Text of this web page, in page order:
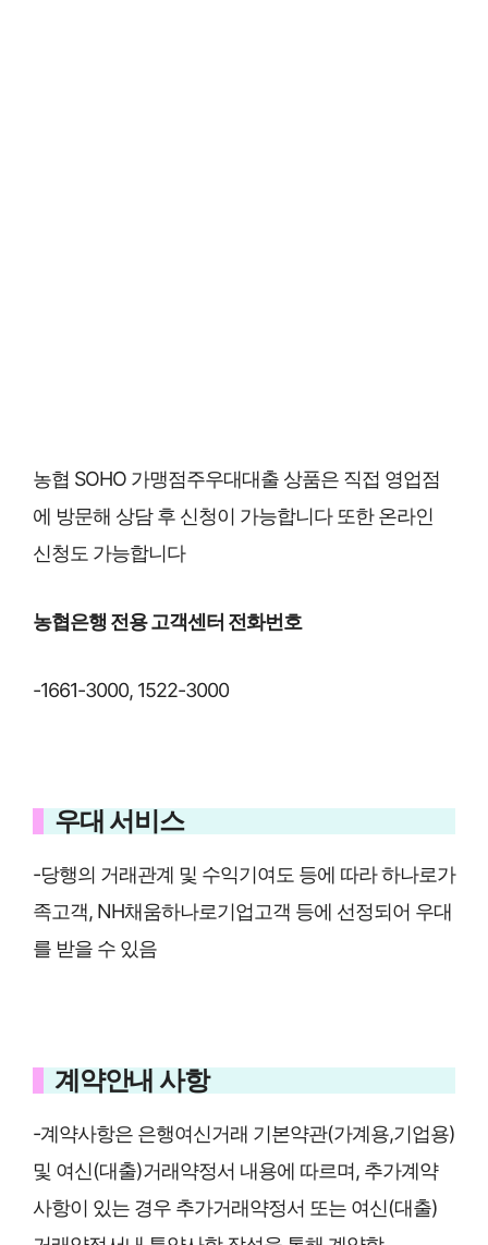
농협 SOHO 가맹점주우대대출 상품은 직접 영업점
에 방문해 상담 후 신청이 가능합니다 또한 온라인
신청도 가능합니다
농협은행 전용 고객센터 전화번호
-1661-3000, 1522-3000
우대 서비스
-당행의 거래관계 및 수익기여도 등에 따라 하나로가
족고객, NH채움하나로기업고객 등에 선정되어 우대
를 받을 수 있음
계약안내 사항
-계약사항은 은행여신거래 기본약관(가계용,기업용)
및 여신(대출)거래약정서 내용에 따르며, 추가계약
사항이 있는 경우 추가거래약정서 또는 여신(대출)